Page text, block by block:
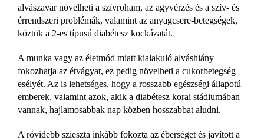
alvászavar növelheti a szívroham, az agyvérzés és a szív- és
érrendszeri problémák, valamint az anyagcsere-betegségek,
köztük a 2-es típusú diabétesz kockázatát.
A munka vagy az életmód miatt kialakuló alváshiány
fokozhatja az étvágyat, ez pedig növelheti a cukorbetegség
esélyét. Az is lehetséges, hogy a rosszabb egészségi állapotú
emberek, valamint azok, akik a diabétesz korai stádiumában
vannak, hajlamosabbak nap közben hosszabbat aludni.
A rövidebb szieszta inkább fokozta az éberséget és javított a